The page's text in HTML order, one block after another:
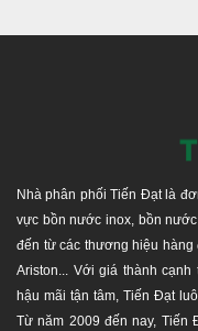
Nhà phân phối Tiến Đạt là
vực bồn nước inox, bồn
đến từ các thương hiệu hàng
Ariston... Với giá thành
hậu mãi tận tâm, Tiến Đạt
Từ năm 2009 đến nay, Tiến